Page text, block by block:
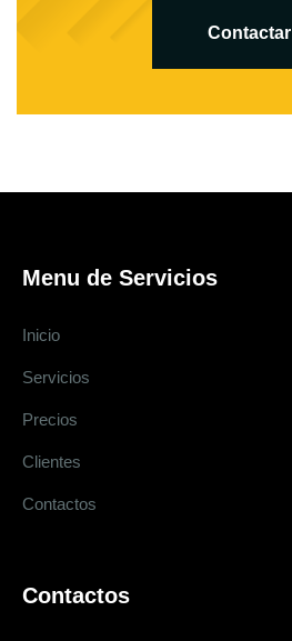
Contactar
Menu de Servicios
Inicio
Servicios
Precios
Clientes
Contactos
Contactos